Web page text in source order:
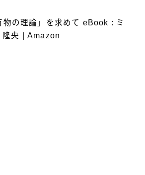
の理論」を求めて eBook : ミ
隆央 | Amazon